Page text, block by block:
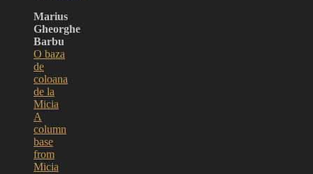
Marius
Gheorghe
Barbu
O baza
de
coloana
de la
Micia
A
column
base
from
Micia